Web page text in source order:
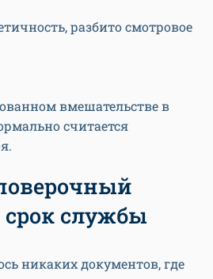
разбито смотровое
вмешательстве в
считается
службы
никаких документов, где